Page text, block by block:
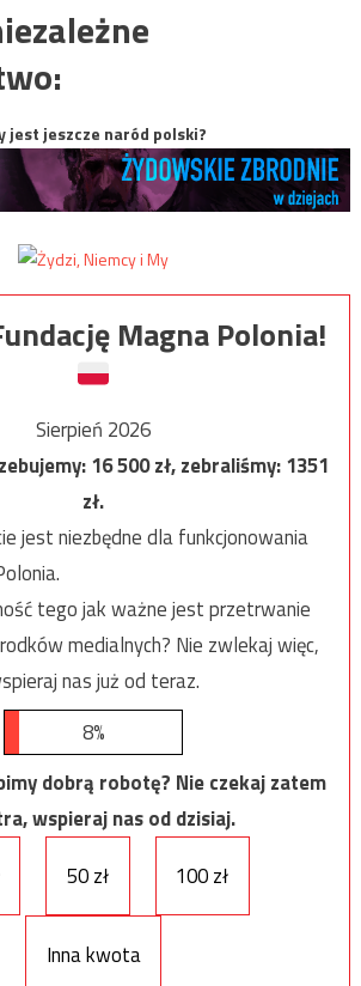
jest jeszcze naród polski?
Magna Polonia!
Sierpień 2026
16 500zł, zebraliśmy:1351
zł.
jest niezbędne dla funkcjonowania
tego jak ważne jest przetrwanie
medialnych? Nie zwlekaj więc,
nas już od teraz.
8%
dobrą robotę? Nie czekaj zatem
wspieraj nas od dzisiaj.
50 zł 100 zł
Inna kwota